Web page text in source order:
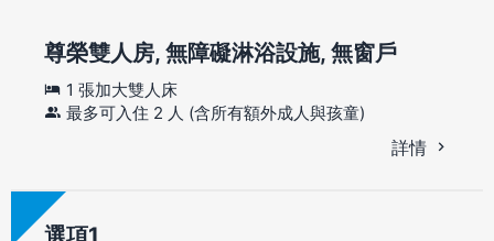
尊榮雙人房, 無障礙淋浴設施, 無窗戶
1 張加大雙人床
最多可入住 2 人 (含所有額外成人與孩童)
詳情
選項